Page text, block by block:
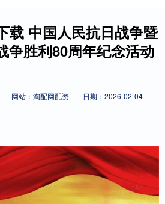
载 中国人民抗日战争暨
争胜利80周年纪念活动
网站：淘配网配资
日期：2026-02-04